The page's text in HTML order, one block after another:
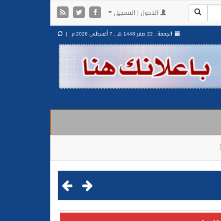
الدخول | التسجيل
الجمعة , 22 صفر 1448 هـ , 7 أغسطس 2026 م |
الحوثية الإرهابية في محافظة الحديدة